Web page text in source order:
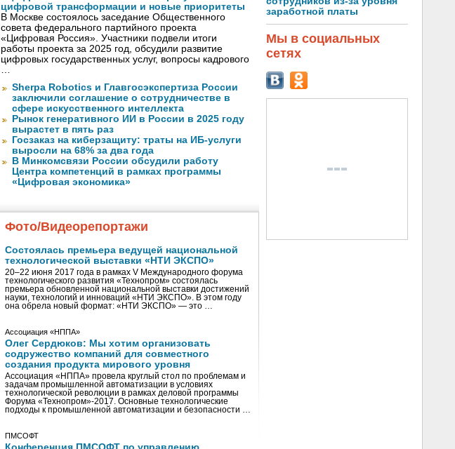
цифровой трансформации и новые приоритеты
В Москве состоялось заседание Общественного
совета федерального партийного проекта
«Цифровая Россия». Участники подвели итоги
работы проекта за 2025 год, обсудили развитие
цифровых государственных услуг, вопросы кадрового
…
Sherpa Robotics и Главгосэкспертиза России
заключили соглашение о сотрудничестве в
сфере искусственного интеллекта
Рынок генеративного ИИ в России в 2025 году
вырастет в пять раз
Госзаказ на киберзащиту: траты на ИБ-услуги
выросли на 68% за два года
В Минкомсвязи России обсудили работу
Центра компетенций в рамках программы
«Цифровая экономика»
Фото/Видеорепортажи
Состоялась премьера ведущей национальной
технологической выставки «НТИ ЭКСПО»
20–22 июня 2017 года в рамках V Международного форума
технологического развития «Технопром» состоялась
премьера обновленной национальной выставки достижений
науки, технологий и инноваций «НТИ ЭКСПО». В этом году
она обрела новый формат: «НТИ ЭКСПО» — это …
Ассоциация «НППА»
Олег Сердюков: Мы хотим организовать
содружество компаний для совместного
создания продукта мирового уровня
Ассоциация «НППА» провела круглый стол по проблемам и
задачам промышленной автоматизации в условиях
технологической революции в рамках деловой программы
Форума «Технопром»-2017. Основные технологические
подходы к промышленной автоматизации и безопасности …
ПМСОФТ
заработной платы
Мы в социальных
сетях